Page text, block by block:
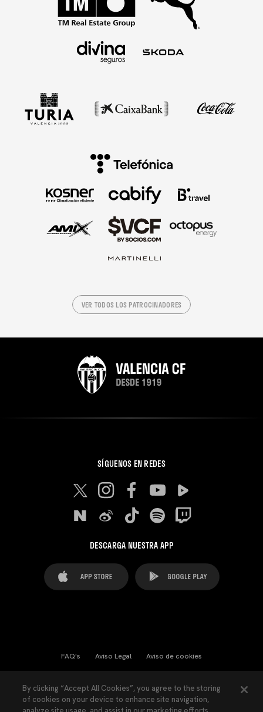
VER TODOS LOS PATROCINADORES
SÍGUENOS EN REDES
DESCARGA NUESTRA APP
FAQ's Aviso Legal Aviso de cookies
Ley Transparencia Política de Privacidad
By clicking “Accept All Cookies”, you agree to the storing
of cookies on your device to enhance site navigation,